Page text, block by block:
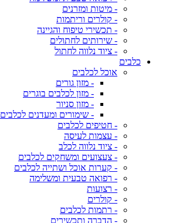
- מיטות ומזרנים
- קולרים וריתמות
- תכשירי טיפוח והגיינה
- שירותים לחתולים
- ציוד נלווה לחתול
כלבים
אוכל לכלבים
- מזון גורים
- מזון לכלבים בוגרים
- מזון סניור
- שימורים ומעדנים לכלבים
- חטיפים לכלבים
- עצמות לעיסה
- ציוד נלווה לכלב
- צעצועים ומשחקים לכלבים
- קערות אוכל ושתייה לכלבים
- רפואה טבעית ומשלימה
- רצועות
- קולרים
- רתמות לכלבים
- הדברה ותכשירים